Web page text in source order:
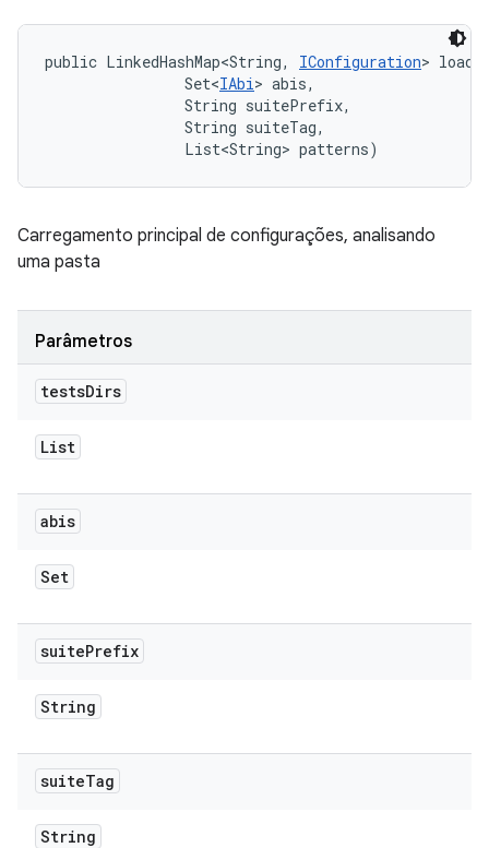
public LinkedHashMap<String, IConfiguration>
                Set<
IAbi> abis,
                String suitePrefix,
                String suiteTag,
                List<String> patterns)
Carregamento principal de configurações, analisando
uma pasta
Parâmetros
testsDirs
List
abis
Set
suitePrefix
String
suiteTag
String